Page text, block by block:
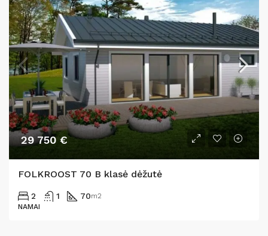
29 750 €
FOLKROOST 70 B klasė dėžutė
2 1 70m2
NAMAI